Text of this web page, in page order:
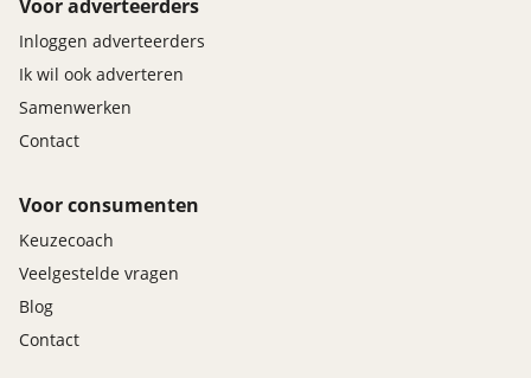
Omschrijving:
Geldige APK, RDW-leges, Wettelijke garantie. Deze
Dacia is verkrijgbaar met dit afleverpakket in plaats
van het standaardpakket met een korting van € 995.
Voor adverteerders
Inloggen adverteerders
Ik wil ook adverteren
Samenwerken
Contact
Voor consumenten
Keuzecoach
Veelgestelde vragen
Blog
Contact